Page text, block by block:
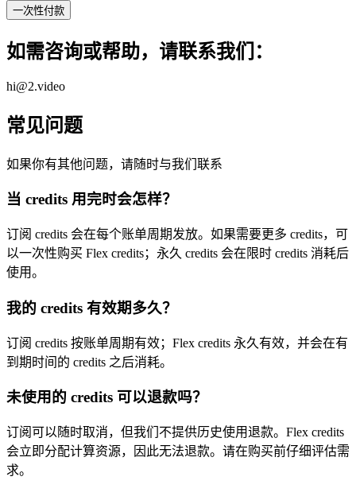
一次性付款
如需咨询或帮助，请联系我们：
hi@2.video
常见问题
如果你有其他问题，请随时与我们联系
当 credits 用完时会怎样？
订阅 credits 会在每个账单周期发放。如果需要更多 credits，可
以一次性购买 Flex credits；永久 credits 会在限时 credits 消耗后
使用。
我的 credits 有效期多久？
订阅 credits 按账单周期有效；Flex credits 永久有效，并会在有
到期时间的 credits 之后消耗。
未使用的 credits 可以退款吗？
订阅可以随时取消，但我们不提供历史使用退款。Flex credits
会立即分配计算资源，因此无法退款。请在购买前仔细评估需
求。